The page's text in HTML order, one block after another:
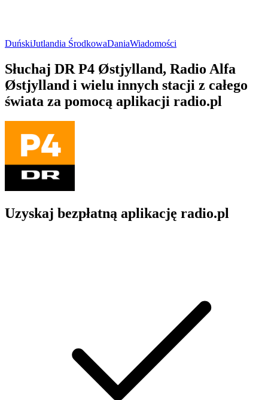
DuńskiJutlandia ŚrodkowaDaniaWiadomości
Słuchaj DR P4 Østjylland, Radio Alfa
Østjylland i wielu innych stacji z całego
świata za pomocą aplikacji radio.pl
Uzyskaj bezpłatną aplikację radio.pl